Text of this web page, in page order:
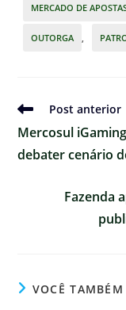
MERCADO DE
OUTORGA
Ler
artigos
Post anterior
Mercosul
debater cenário
Fazenda
VOCÊ